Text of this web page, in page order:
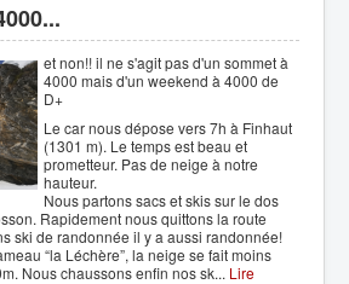
et non!! il ne s'agit pas d'un sommet à
4000 mais d'un weekend à 4000 de
D+
Le car nous dépose vers 7h à Finhaut
(1301 m). Le temps est beau et
prometteur. Pas de neige à notre
hauteur.
Nous partons sacs et skis sur le dos
Rapidement nous quittons la route
ski de randonnée il y a aussi randonnée!
“la Léchère”, la neige se fait moins
Nous chaussons enfin nos sk... Lire